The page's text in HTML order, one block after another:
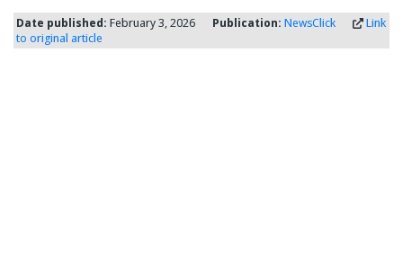
Date published: February 3, 2026 Publication: NewsClick
Link
to original article